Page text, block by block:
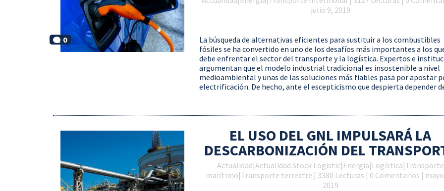
0
julio 9, 2019
La búsqueda de alternativas eficientes para sustituir a los combustibles
fósiles se ha convertido en uno de los desafíos más importantes a los
debe enfrentar el sector del transporte y la logística. Expertos e
argumentan que el modelo industrial tradicional es insostenible a nivel
medioambiental y unas de las soluciones más fiables pasa por apostar
electrificación. De hecho, ante el escepticismo que despierta depender
EL USO DEL GNL IMPULSARÁ LA
DESCARBONIZACIÓN DEL
Actualidad|Actualidad Stock Logistic| Energía| Logística|Transporte
marítimo|Transporte terrestre | 3380 Lecturas | 0 Comentarios |
2019